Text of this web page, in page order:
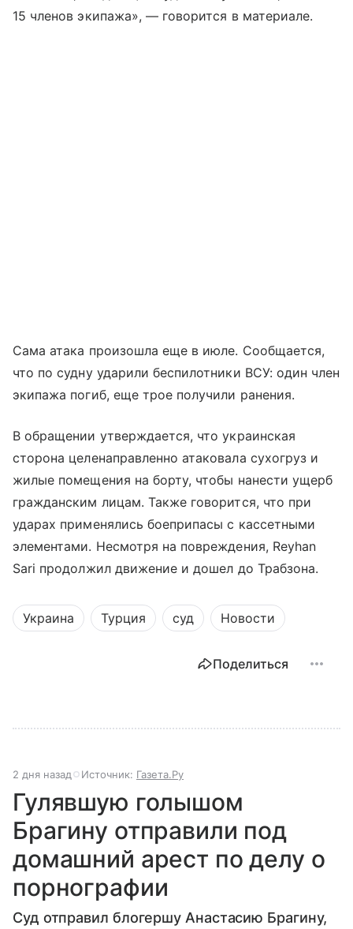
15 членов экипажа», — говорится в материале.
Сама атака произошла еще в июле. Сообщается,
что по судну ударили беспилотники ВСУ: один член
экипажа погиб, еще трое получили ранения.
В обращении утверждается, что украинская
сторона целенаправленно атаковала сухогруз и
жилые помещения на борту, чтобы нанести ущерб
гражданским лицам. Также говорится, что при
ударах применялись боеприпасы с кассетными
элементами. Несмотря на повреждения, Reyhan
Sari продолжил движение и дошел до Трабзона.
Украина Турция суд Новости
Поделиться
2 дня назад Источник: Газета.Ру
Гулявшую голышом
Брагину отправили под
домашний арест по делу о
порнографии
Суд отправил блогершу Анастасию Брагину,